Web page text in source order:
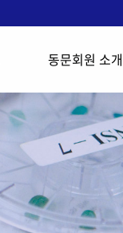
동문회원 소개